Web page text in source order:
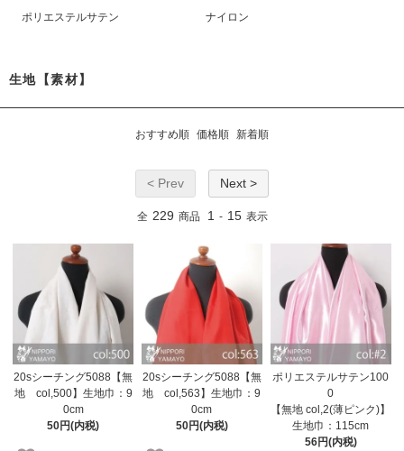
ポリエステルサテン
ナイロン
生地【素材】
おすすめ順 価格順 新着順
< Prev Next >
全 229 商品 1 - 15 表示
20sシーチング5088【無
地 col,500】生地巾：9
0cm
50円(内税)
20sシーチング5088【無
地 col,563】生地巾：9
0cm
50円(内税)
ポリエステルサテン100
0
【無地 col,2(薄ピンク)】
生地巾：115cm
56円(内税)